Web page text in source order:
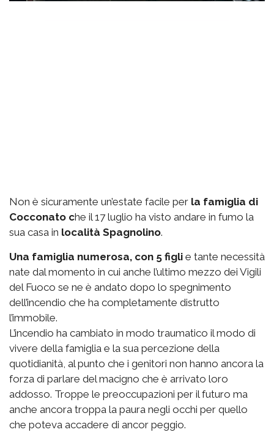
Non è sicuramente un’estate facile per la famiglia di
Cocconato che il 17 luglio ha visto andare in fumo la
sua casa in località Spagnolino.
Una famiglia numerosa, con 5 figli e tante necessità
nate dal momento in cui anche l’ultimo mezzo dei Vigili
del Fuoco se ne è andato dopo lo spegnimento
dell’incendio che ha completamente distrutto
l’immobile.
L’incendio ha cambiato in modo traumatico il modo di
vivere della famiglia e la sua percezione della
quotidianità, al punto che i genitori non hanno ancora la
forza di parlare del macigno che è arrivato loro
addosso. Troppe le preoccupazioni per il futuro ma
anche ancora troppa la paura negli occhi per quello
che poteva accadere di ancor peggio.